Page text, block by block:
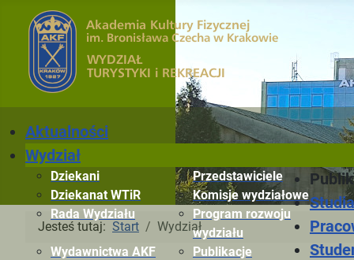
Aktualności
Wydział
Dziekani
Dziekanat WTiR
Rada Wydziału
Przedstawiciele
Komisje wydziałowe
Program rozwoju
wydziału
Wydawnictwa AKF
Publikacje
Studia
Jesteś tutaj: Start Wydział